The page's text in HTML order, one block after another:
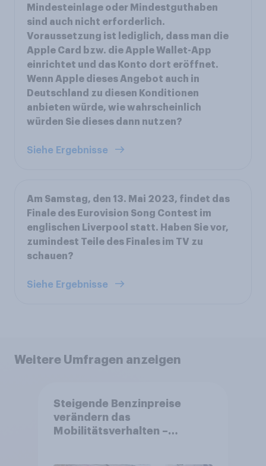
Mindesteinlage oder Mindestguthaben
sind auch nicht erforderlich.
Voraussetzung ist lediglich, dass man die
Apple Card bzw. die Apple Wallet-App
einrichtet und das Konto dort eröffnet.
Wenn Apple dieses Angebot auch in
Deutschland zu diesen Konditionen
anbieten würde, wie wahrscheinlich
würden Sie dieses dann nutzen?
Siehe Ergebnisse
Am Samstag, den 13. Mai 2023, findet das
Finale des Eurovision Song Contest im
englischen Liverpool statt. Haben Sie vor,
zumindest Teile des Finales im TV zu
schauen?
Siehe Ergebnisse
Weitere Umfragen anzeigen
Steigende Benzinpreise
verändern das
Mobilitätsverhalten –